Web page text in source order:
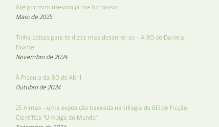
Até por mim mesmo já me fiz passar
Maio de 2025
Tinha coisas para te dizer, mas desenhei-as – A BD de Daniela
Duarte
Novembro de 2024
À Procura da BD de Abril
Outubro de 2024
25 Almas – uma exposição baseada na trilogia de BD de Ficção
Científica “Umbigo do Mundo”